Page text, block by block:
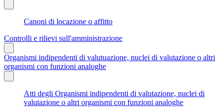
Canoni di locazione o affitto
Controlli e rilievi sull'amministrazione
Organismi indipendenti di valutuazione, nuclei di valutazione o altri
organismi con funzioni analoghe
Atti degli Organismi indipendenti di valutazione, nuclei di
valutazione o altri organismi con funzioni analoghe